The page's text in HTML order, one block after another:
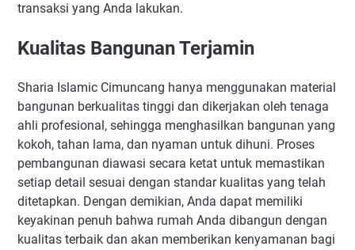
transaksi yang Anda lakukan.
Kualitas Bangunan Terjamin
Sharia Islamic Cimuncang hanya menggunakan material
bangunan berkualitas tinggi dan dikerjakan oleh tenaga
ahli profesional, sehingga menghasilkan bangunan yang
kokoh, tahan lama, dan nyaman untuk dihuni. Proses
pembangunan diawasi secara ketat untuk memastikan
setiap detail sesuai dengan standar kualitas yang telah
ditetapkan. Dengan demikian, Anda dapat memiliki
keyakinan penuh bahwa rumah Anda dibangun dengan
kualitas terbaik dan akan memberikan kenyamanan bagi